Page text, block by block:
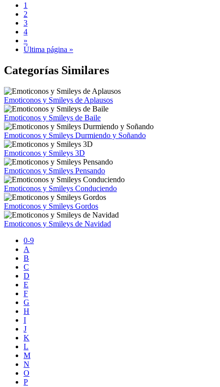
1
2
3
4
»
Última página »
Categorías Similares
Emoticonos y Smileys de Aplausos
Emoticonos y Smileys de Baile
Emoticonos y Smileys Durmiendo y Soñando
Emoticonos y Smileys 3D
Emoticonos y Smileys Pensando
Emoticonos y Smileys Conduciendo
Emoticonos y Smileys Gordos
Emoticonos y Smileys de Navidad
0-9
A
B
C
D
E
F
G
H
I
J
K
L
M
N
O
P